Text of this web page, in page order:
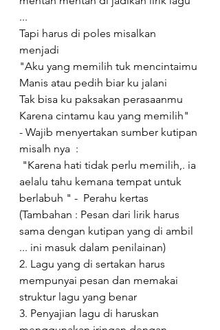
...
Tapi harus di poles misalkan
menjadi
"Aku yang memilih tuk mencintaimu
Manis atau pedih biar ku jalani
Tak bisa ku paksakan perasaanmu
Karena cintamu kau yang memilih"
- Wajib menyertakan sumber kutipan
misalh nya  :
aelalu tahu kemana tempat untuk
berlabuh " -  Perahu kertas
(Tambahan : Pesan dari lirik harus
sama dengan kutipan yang di ambil
... ini masuk dalam penilainan)
2. Lagu yang di sertakan harus
mempunyai pesan dan memakai
struktur lagu yang benar
3. Penyajian lagu di haruskan